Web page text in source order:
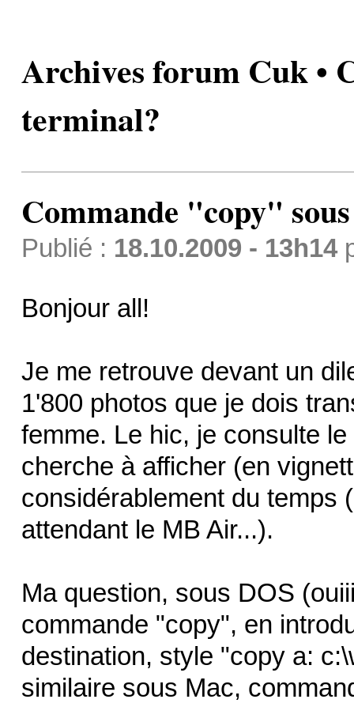
Archives forum Cuk •
terminal?
Commande "copy"
Publié : 18.10.2009 - 13h14
Bonjour all!
Je me retrouve devant un
1'800 photos que je dois
femme. Le hic, je consulte
cherche à afficher (en
considérablement du temps
attendant le MB Air...).
Ma question, sous DOS
commande "copy", en
destination, style "copy a:
similaire sous Mac,